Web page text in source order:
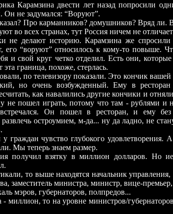
Карамзина двести лет назад попросили
Он не задумался: “Воруют”.
Про карманников? домушников? Вряд ли.
во всех странах, тут Россия ничем не
делают историю. Карамзина же спросили
“воруют” относилось к кому-то повыше.
и свой круг четко отделил. Есть они,
граница, похоже, стерлась.
по телевизору показали. Это кончик вашей
но очень возбужденный. Ему в ресторан
как навалились другие кончики и
не пошел играть, потому что там - рублями и
Он пошел в ресторан, и ему без
остроумием, м-да... ну да ладно, не
чувство глубокого удовлетворения. А
Мы теперь знаем размер.
получил взятку в миллион долларов. Но
то выше находятся начальник управления,
заместитель министра, министр, вице-
мэров, губернаторов, полпредов...
то на уровне министров/